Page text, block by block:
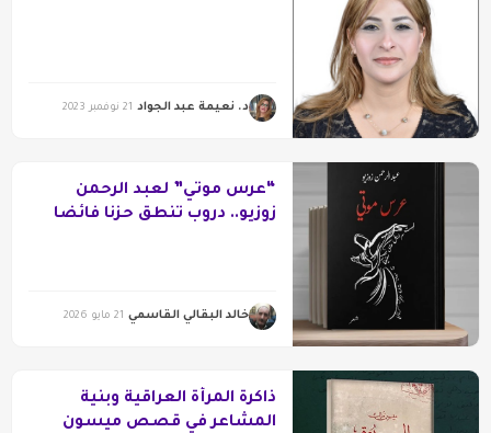
د. نعيمة عبد الجواد 21 نوفمبر 2023
“عرس موتي” لعبد الرحمن
زوزيو.. دروب تنطق حزنا فائضا
خالد البقالي القاسمي 21 مايو 2026
ذاكرة المرأة العراقية وبنية
المشاعر في قصص ميسون